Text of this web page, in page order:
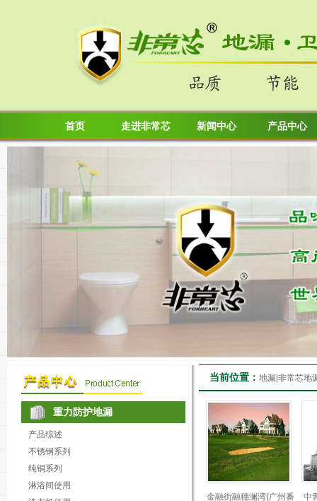
首页 走进非常芯 新闻中心 产品中心
重力防护地漏
产品综述
不锈钢系列
纯铜系列
淋浴间使用
当前位置： 地漏|非常芯地
金融街融穗澜湾(广州番
中